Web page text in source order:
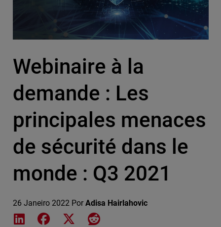
Webinaire à la
demande : Les
principales menaces
de sécurité dans le
monde : Q3 2021
26 Janeiro 2022 Por Adisa Hairlahovic
Share on LinkedIn
Share on Facebook
Share on XShare on Reddit